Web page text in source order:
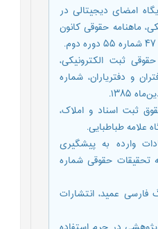
(1384)، جایگاه امضای دیجیتالی در
ماهنامه حقوقی کانون
ثبت الکترونیکی،
و دفتریاران، شماره
(1393)، حقوق ثبت اسناد و املاک،
علامه طباطبایی.
انتقادات وارده به پیشگیری
تحقیقات حقوقی شماره
فرهنگ فارسی عمید، انتشارات